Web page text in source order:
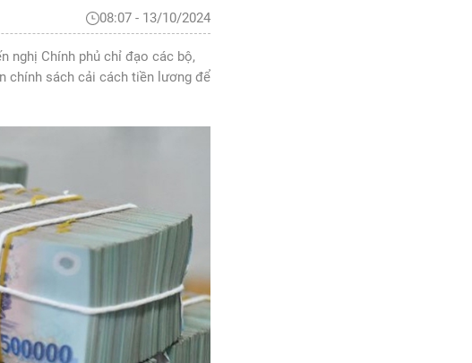
08:07 - 13/10/2024
nghị Chính phủ chỉ đạo các bộ,
chính sách cải cách tiền lương để